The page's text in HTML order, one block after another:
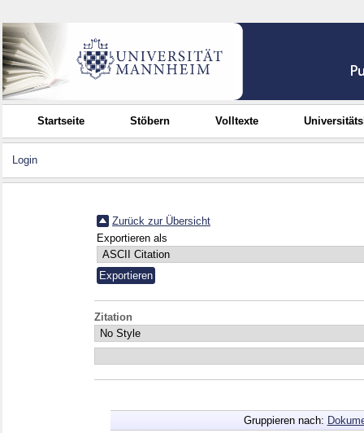
Startseite Stöbern Volltexte
Login
Zurück zur Übersicht
Exportieren als
Zitation
Gruppieren nach: